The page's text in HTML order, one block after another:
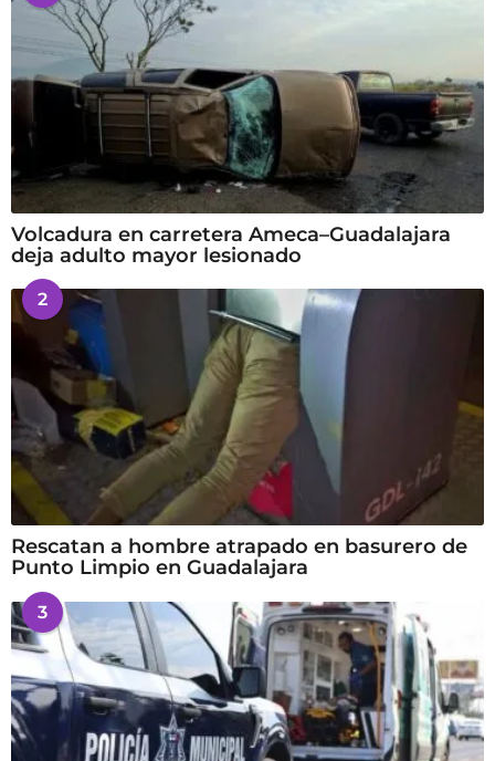
Volcadura en carretera Ameca–Guadalajara
deja adulto mayor lesionado
2
Rescatan a hombre atrapado en basurero de
Punto Limpio en Guadalajara
3